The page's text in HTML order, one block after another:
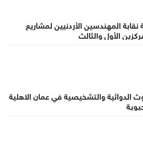
المهندسين الأردنيين لمشاريع
الأول والثالث
الدوائية والتشخيصية في عمان الاهلية